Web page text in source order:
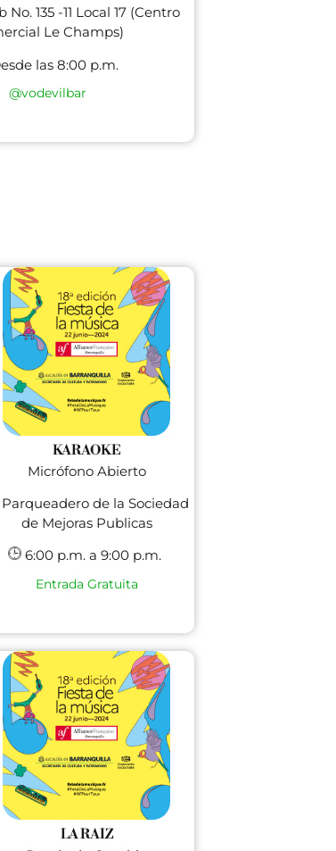
No. 135 -11 Local 17 (Centro
Le Champs)
las 8:00 p.m.
@vodevilbar
KARAOKE
Micrófono Abierto
Parqueadero de la Sociedad
de Mejoras Publicas
6:00 p.m. a 9:00 p.m.
Entrada Gratuita
LA RAIZ